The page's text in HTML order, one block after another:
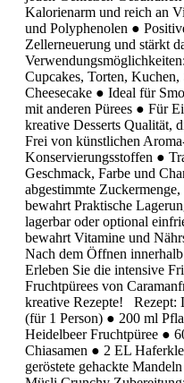
Kalorienarm und reich an
und Polyphenolen ●
Zellerneuerung und stärkt
Cupcakes, Torten, Kuchen,
Cheesecake ● Ideal für
mit anderen Pürees ● Für
kreative Desserts Qualität,
Frei von künstlichen
Konservierungsstoffen ●
Geschmack, Farbe und
abgestimmte
bewahrt Praktische
lagerbar oder optional
bewahrt Vitamine und
Nach dem Öffnen
Erleben Sie die intensive
Fruchtpürees von
kreative Rezepte! Rezept:
(für 1 Person) ● 200 ml
Heidelbeer Fruchtpüree ●
Chiasamen ● 2 EL
geröstete gehackte